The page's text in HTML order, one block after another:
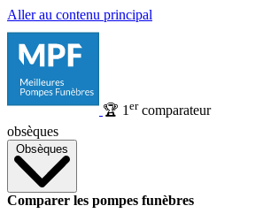
Aller au contenu principal
🏆 1 ercomparateur
obsèques
Obsèques
Comparer les pompes funèbres